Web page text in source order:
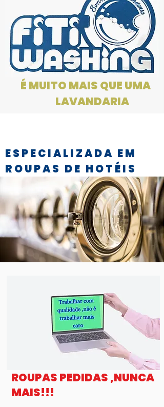
É MUITO MAIS QUE UMA
LAVANDARIA
ESPECIALIZADA EM
ROUPAS DE HOTÉIS
ROUPAS PEDIDAS ,NUNCA
MAIS!!!